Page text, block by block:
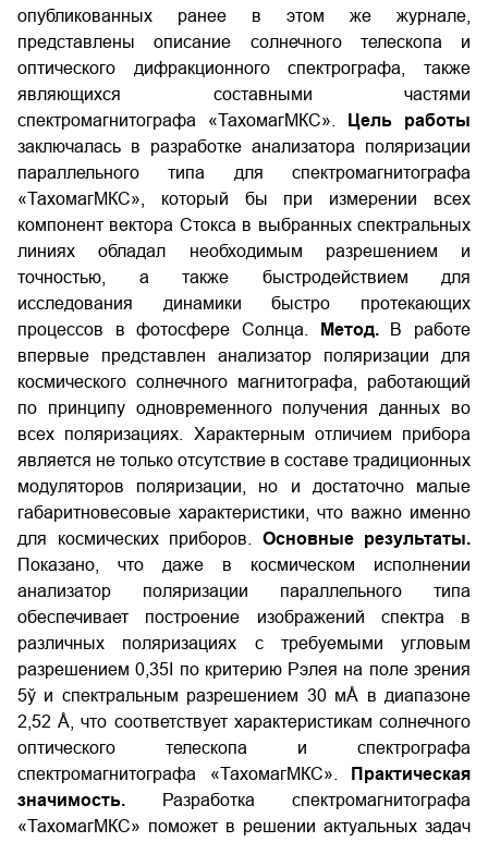
опубликованных ранее в этом же журнале,
представлены описание солнечного телескопа и
оптического дифракционного спектрографа, также
являющихся составными частями
спектромагнитографа «Тахомаг­МКС».
Цель работы
заключалась в разработке анализатора поляризации
параллельного типа для спектромагнитографа
«Тахомаг­МКС», который бы при измерении всех
компонент вектора Стокса в выбранных спектральных
линиях обладал необходимым разрешением и
точностью, а также быстродействием для
исследования динамики быстро протекающих
процессов в фотосфере Солнца.
Метод. В работе
впервые представлен анализатор поляризации для
космического солнечного магнитографа, работающий
по принципу одновременного получения данных во
всех поляризациях. Характерным отличием прибора
является не только отсутствие в составе традиционных
модуляторов поляризации, но и достаточно малые
габаритно­весовые характеристики, что важно именно
для космических приборов. Основные результаты.
Показано, что даже в космическом исполнении
анализатор поляризации параллельного типа
обеспечивает построение изображений спектра в
различных поляризациях с требуемыми угловым
разрешением 0,35І по критерию Рэлея на поле зрения
5ў и спектральным разрешением 30 мÅ в диапазоне
2,52 Å, что соответствует характеристикам солнечного
оптического телескопа и спектрографа
спектромагнитографа «Тахомаг­МКС».
Практическая
значимость.
Разработка спектромагнитографа
«Тахомаг­МКС» поможет в решении актуальных задач